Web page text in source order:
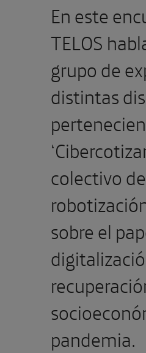
En este
TELOS
grupo de
distintas
colectivo
sobre el
pandemia.